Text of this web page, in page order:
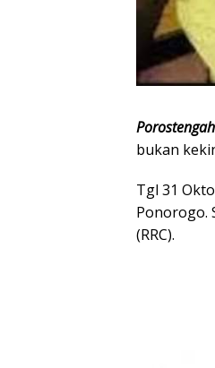
bukan
Tgl 31
Ponorogo.
(RRC).